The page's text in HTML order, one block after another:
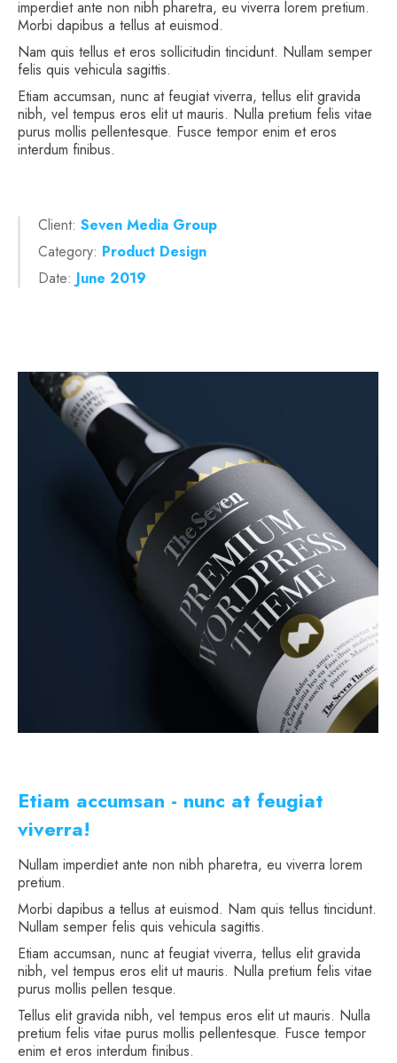
imperdiet ante non nibh pharetra, eu viverra lorem pretium.
Morbi dapibus a tellus at euismod.
Nam quis tellus et eros sollicitudin tincidunt. Nullam semper
felis quis vehicula sagittis.
Etiam accumsan, nunc at feugiat viverra, tellus elit gravida
nibh, vel tempus eros elit ut mauris. Nulla pretium felis vitae
purus mollis pellentesque. Fusce tempor enim et eros
interdum finibus.
Client: Seven Media Group
Category: Product Design
Date: June 2019
Etiam accumsan - nunc at feugiat
viverra!
Nullam imperdiet ante non nibh pharetra, eu viverra lorem
pretium.
Morbi dapibus a tellus at euismod. Nam quis tellus tincidunt.
Nullam semper felis quis vehicula sagittis.
Etiam accumsan, nunc at feugiat viverra, tellus elit gravida
nibh, vel tempus eros elit ut mauris. Nulla pretium felis vitae
purus mollis pellen tesque.
Tellus elit gravida nibh, vel tempus eros elit ut mauris. Nulla
pretium felis vitae purus mollis pellentesque. Fusce tempor
enim et eros interdum finibus.